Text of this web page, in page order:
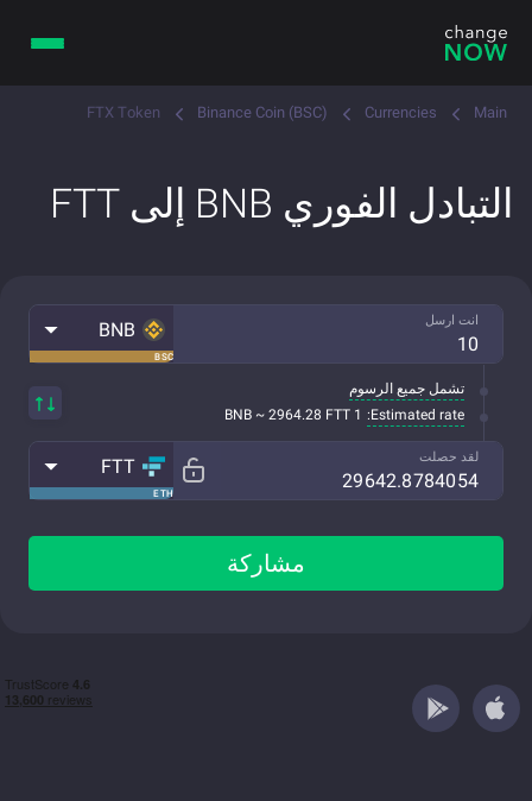
Main
Currencies
Binance Coin (BSC)
FTX Token
التبادل الفوري BNB إلى FTT
انت ارسل
BSC
BNB
تشمل جميع الرسوم
Estimated rate:
1 BNB ~ 2964.28 FTT
لقد حصلت
ETH
FTT
مشاركة